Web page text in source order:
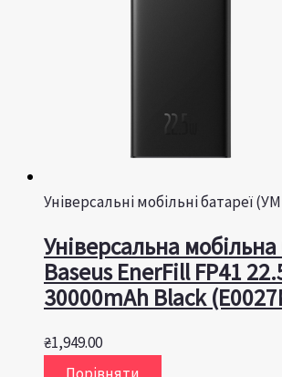
Універсальні мобільні батареї
Універсальна
Baseus EnerFill FP41
30000mAh Black
₴1,949.00